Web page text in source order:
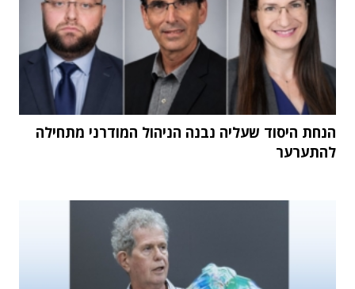
הנחת היסוד שעליה נבנה הניהול המודרני מתחילה
להתערער